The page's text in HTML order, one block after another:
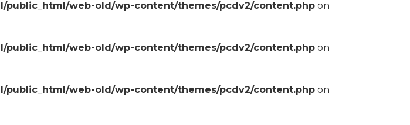
public_html/web-old/wp-content/themes/pcdv2/content.php on
public_html/web-old/wp-content/themes/pcdv2/content.php on
public_html/web-old/wp-content/themes/pcdv2/content.php on